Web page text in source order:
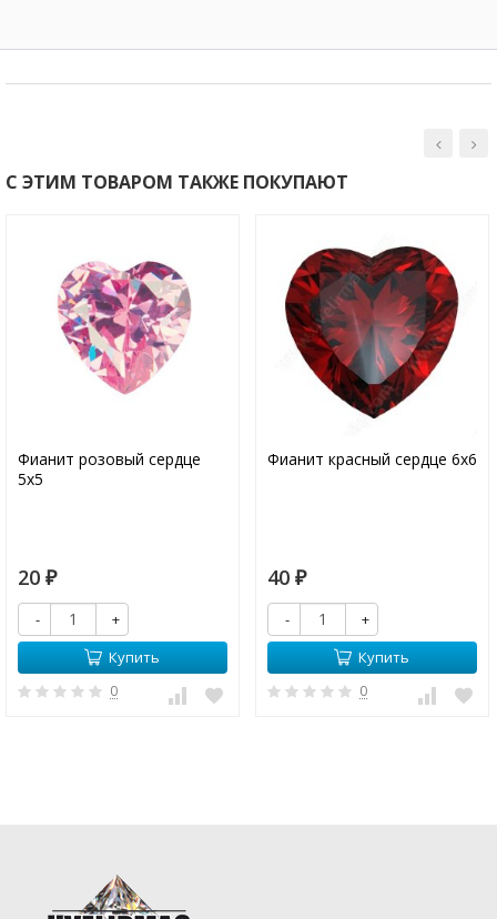
С ЭТИМ ТОВАРОМ ТАКЖЕ ПОКУПАЮТ
Фианит розовый сердце
5х5
20 ₽
-
+
Купить
0
Фианит красный сердце 6х6
40 ₽
-
+
Купить
0